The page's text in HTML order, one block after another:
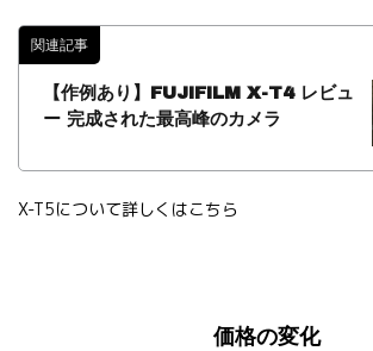
関連記事
【作例あり】FUJIFILM X-T4 レビュ
ー 完成された最高峰のカメラ
X-T5について詳しくはこちら
価格の変化